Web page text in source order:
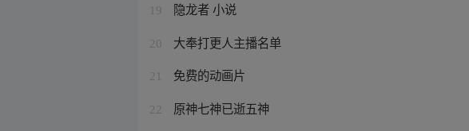
19 隐龙者 小说
20 大奉打更人主播名单
21 免费的动画片
22 原神七神已逝五神